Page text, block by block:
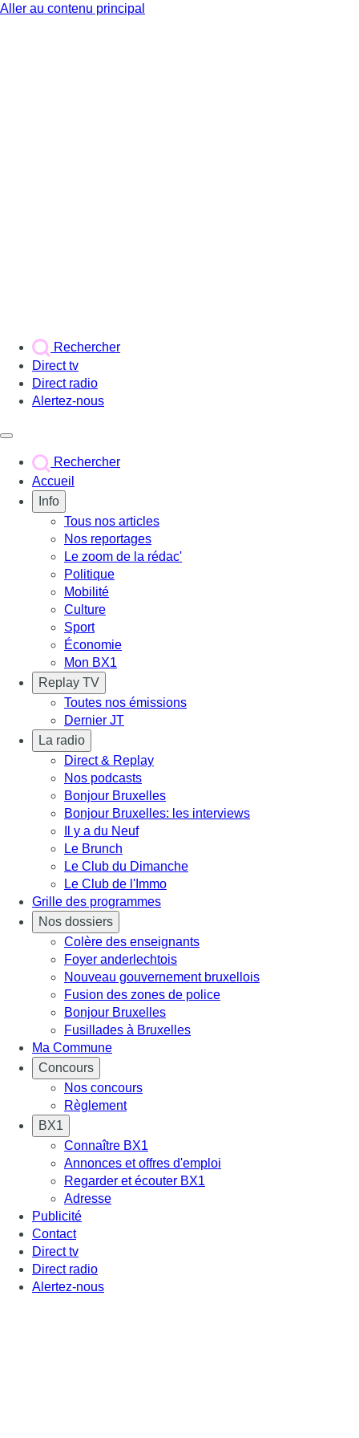
Aller au contenu principal
Rechercher
Direct tv
Direct radio
Alertez-nous
Rechercher
Accueil
Info
Tous nos articles
Nos reportages
Le zoom de la rédac'
Politique
Mobilité
Culture
Sport
Économie
Mon BX1
Replay TV
Toutes nos émissions
Dernier JT
La radio
Direct & Replay
Nos podcasts
Bonjour Bruxelles
Bonjour Bruxelles: les interviews
Il y a du Neuf
Le Brunch
Le Club du Dimanche
Le Club de l'Immo
Grille des programmes
Nos dossiers
Colère des enseignants
Foyer anderlechtois
Nouveau gouvernement bruxellois
Fusion des zones de police
Bonjour Bruxelles
Fusillades à Bruxelles
Ma Commune
Concours
Nos concours
Règlement
BX1
Connaître BX1
Annonces et offres d'emploi
Regarder et écouter BX1
Adresse
Publicité
Contact
Direct tv
Direct radio
Alertez-nous